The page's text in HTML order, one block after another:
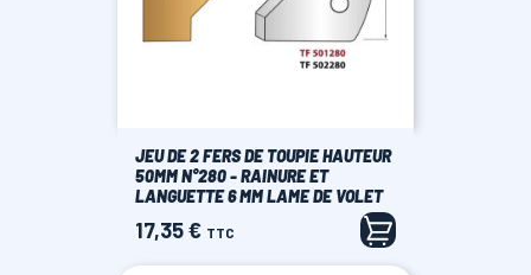
JEU DE 2 FERS DE TOUPIE HAUTEUR
50MM N°280 - RAINURE ET
LANGUETTE 6 MM LAME DE VOLET
Prix
17,35 € TTC